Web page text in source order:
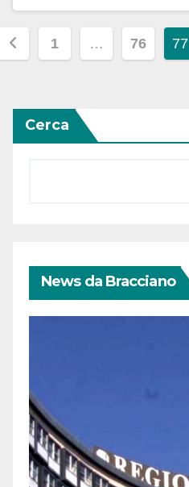
1 … 76 77
Cerca
News da Bracciano